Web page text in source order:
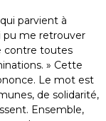
parvient à
pu me retrouver
contre toutes
» Cette
Le mot est
de solidarité,
Ensemble,